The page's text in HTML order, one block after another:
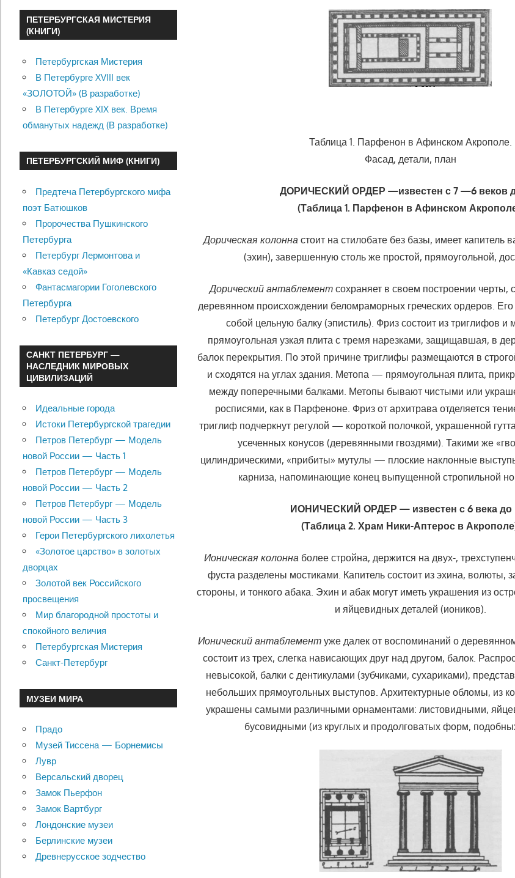
Таблица 1. Парфенон в Афинском Акрополе.
Фасад, детали, план
ДОРИЧЕСКИЙ ОРДЕР —известен с 7 —6 веков
(Таблица 1. Парфенон в Афинском
Дорическая колонна стоит на стилобате без базы, имеет капитель
(эхин), завершенную столь же простой, прямоугольной,
Дорический антаблемент сохраняет в своем построении черты,
деревянном происхождении беломраморных греческих ордеров. Его
собой цельную балку (эпистиль). Фриз состоит из триглифов
прямоугольная узкая плита с тремя нарезками, защищавшая, в
балок перекрытия. По этой причине триглифы размещаются в
и сходятся на углах здания. Метопа — прямоугольная плита,
между по­перечными балками. Метопы бывают чистыми или
росписями, как в Парфеноне. Фриз от архитрава отделяется
триглиф подчеркнут регулой — короткой полочкой, украшенной
усеченных конусов (деревянными гвоздями). Такими же
цилиндрическими, «прибиты» мутулы — плоские наклонные
карниза, напоминающие конец выпущенной стро­пильной
ИОНИЧЕСКИЙ ОРДЕР — известен с 6 века до
(Таблица 2. Храм Ники-Аптерос в
Ионическая колонна более стройна, держится на двух-,
фуста разделены мостиками. Капитель состоит из эхина, волю­ты,
стороны, и тонкого абака. Эхин и абак могут иметь украшения из
и яйцевидных деталей (иоников).
Ионический антаблемент уже далек от воспоминаний о
состоит из трех, слегка нависающих друг над другом, балок.
невысокой, балки с дентикулами (зубчиками, сухариками),
небольших прямоугольных высту­пов. Архитектурные обломы, из
украшены самыми различными орнаментами: листовидными,
бусовид­ными (из круглых и продолговатых форм,
ПЕТЕРБУРГСКАЯ МИСТЕРИЯ
(КНИГИ)
Петербургская Мистерия
В Петербурге XVIII век
«ЗОЛОТОЙ» (В разработке)
В Петербурге XIX век. Время
обманутых надежд (В разработке)
ПЕТЕРБУРГСКИЙ МИФ (КНИГИ)
Предтеча Петербургского мифа
поэт Батюшков
Пророчества Пушкинского
Петербурга
Петербург Лермонтова и
«Кавказ седой»
Фантасмагории Гоголевского
Петербурга
Петербург Достоевского
САНКТ ПЕТЕРБУРГ —
НАСЛЕДНИК МИРОВЫХ
ЦИВИЛИЗАЦИЙ
Идеальные города
Истоки Петербургской трагедии
Петров Петербург — Модель
новой России — Часть 1
Петров Петербург — Модель
новой России — Часть 2
Петров Петербург — Модель
новой России — Часть 3
Герои Петербургского лихолетья
«Золотое царство» в золотых
дворцах
Золотой век Российского
просвещения
Мир благородной простоты и
спокойного величия
Петербургская Мистерия
Санкт-Петербург
МУЗЕИ МИРА
Прадо
Музей Тиссена — Борнемисы
Лувр
Версальский дворец
Замок Пьерфон
Замок Вартбург
Лондонские музеи
Берлинские музеи
Древнерусское зодчество